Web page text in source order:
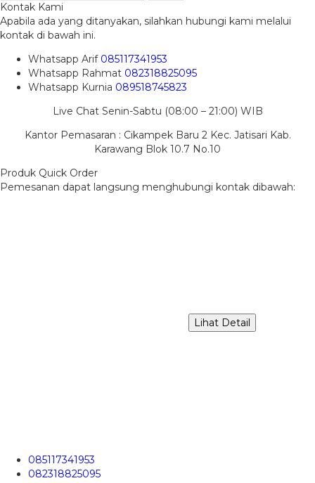
Kontak Kami
Apabila ada yang ditanyakan, silahkan hubungi kami melalui
kontak di bawah ini.
Whatsapp Arif 085117341953
Whatsapp Rahmat 082318825095
Whatsapp Kurnia 089518745823
Live Chat Senin-Sabtu (08:00 – 21:00) WIB
Kantor Pemasaran : Cikampek Baru 2 Kec. Jatisari Kab.
Karawang Blok 10.7 No.10
Produk Quick Order
Pemesanan dapat langsung menghubungi kontak dibawah:
Lihat Detail
085117341953
082318825095